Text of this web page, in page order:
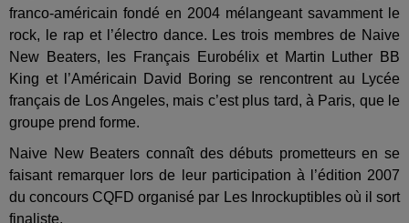
franco-américain fondé en 2004 mélangeant savamment le
rock, le rap et l’électro dance. Les trois membres de Naive
New Beaters, les Français Eurobélix et Martin Luther BB
King et l’Américain David Boring se rencontrent au Lycée
français de Los Angeles, mais c’est plus tard, à Paris, que le
groupe prend forme.
Naive New Beaters connaît des débuts prometteurs en se
faisant remarquer lors de leur participation à l’édition 2007
du concours CQFD organisé par Les Inrockuptibles où il sort
finaliste.